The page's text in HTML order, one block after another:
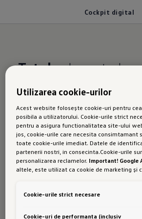
Cockpit digital
Totul sub control
Noul
Utilizarea cookie-urilor
Acest website folosește cookie-uri pentru
posibila a utilizatorului. Cookie-urile strict
pentru a asigura functionalitatea site-ului
jos, cookie-urile care necesita consimtamant
toate cookie-urile imediat. Datele de
partenerii nostri, in consecinta.Cookie-urile
personalizarea reclamelor. Important! Google
altele, este utilizat ca cookie de marketing și
protectie a datelor decat Uniunea Europeana.
date datorita legislatiei actuale. Ca urmare,
Cookie-urile strict necesare
Cookie-uri de performanta (inclusiv